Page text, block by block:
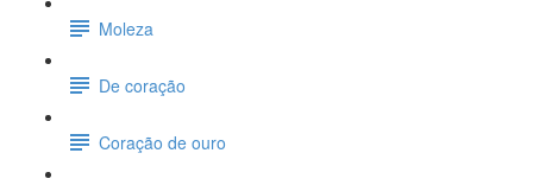
Moleza
De coração
Coração de ouro